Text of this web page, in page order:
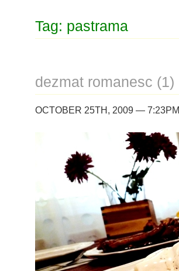
Tag: pastrama
dezmat romanesc (1)
OCTOBER 25TH, 2009 — 7:23PM